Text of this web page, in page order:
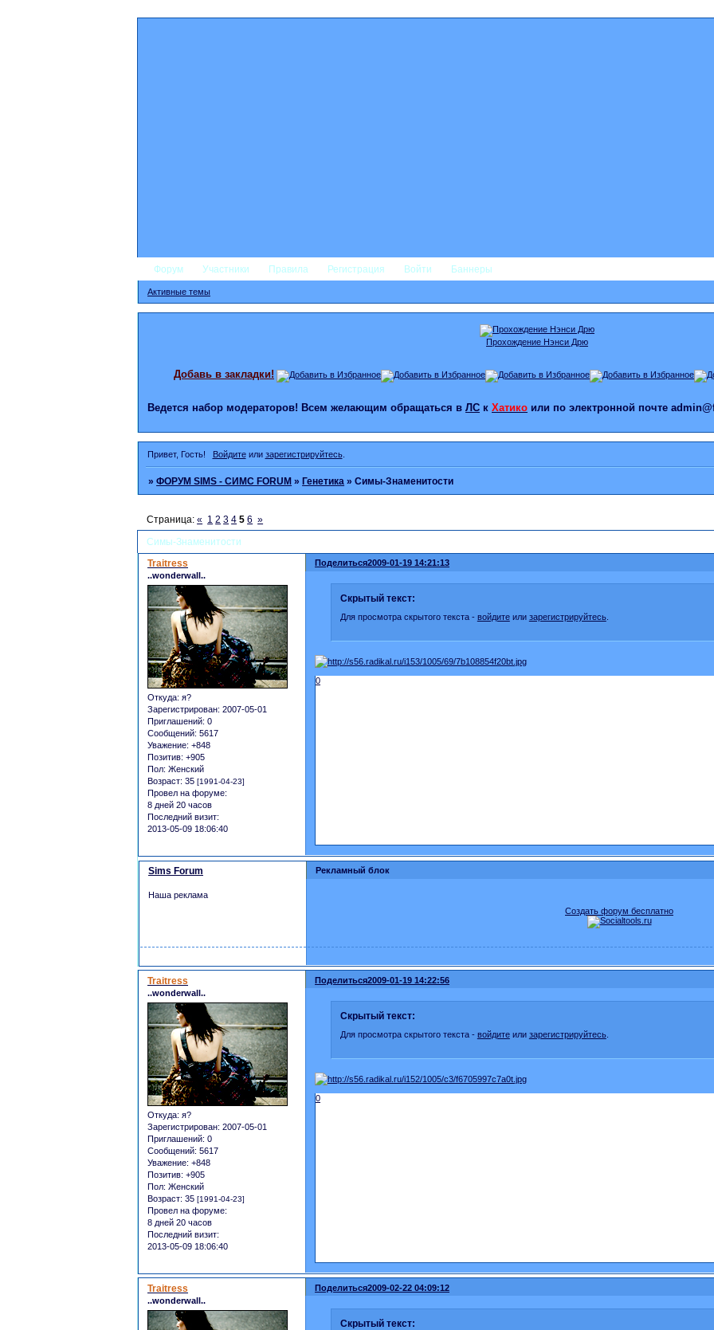
Форум Участники Правила Регистрация Войти Баннеры
Активные темы
Прохождение Нэнси Дрю
Добавь в закладки!
Ведется набор модераторов! Всем желающим обращаться в ЛС к Хатико или по электронной почте
Привет, Гость! Войдитеили зарегистрируйтесь.
»ФОРУМ SIMS - СИМС FORUM »Генетика »Симы-Знаменитости
Симы-Знаменитости
Страница:« 1 2 3 4 5 6 »
Поделиться2009-01-19 14:21:13
Traitress
..wonderwall..
Откуда: я?
Зарегистрирован: 2007-05-01
Приглашений: 0
Сообщений: 5617
Уважение: +848
Позитив: +905
Пол: Женский
Возраст: 35 [1991-04-23]
Провел на форуме:
8 дней 20 часов
Последний визит:
2013-05-09 18:06:40
Скрытый текст:
Для просмотра скрытого текста - войдитеили зарегистрируйтесь.
0
Рекламный блок
Sims Forum
Наша реклама
Создать форум бесплатно
Поделиться2009-01-19 14:22:56
Traitress
..wonderwall..
Откуда: я?
Зарегистрирован: 2007-05-01
Приглашений: 0
Сообщений: 5617
Уважение: +848
Позитив: +905
Пол: Женский
Возраст: 35 [1991-04-23]
Провел на форуме:
8 дней 20 часов
Последний визит:
2013-05-09 18:06:40
Скрытый текст:
Для просмотра скрытого текста - войдитеили зарегистрируйтесь.
0
Поделиться2009-02-22 04:09:12
Traitress
..wonderwall..
Скрытый текст: